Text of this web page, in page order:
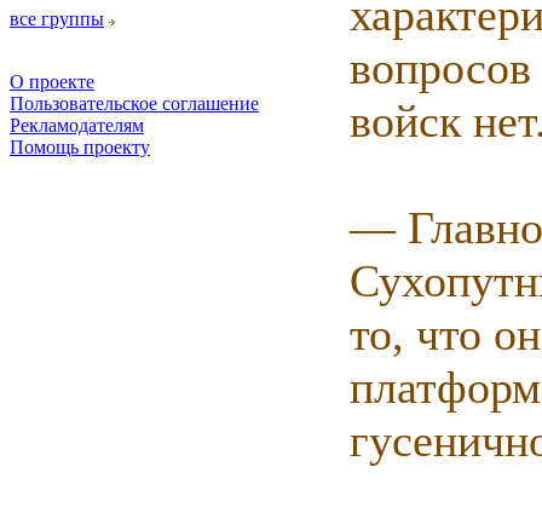
все группы
О проекте
Пользовательское соглашение
Рекламодателям
Помощь проекту
войск
—
то, что